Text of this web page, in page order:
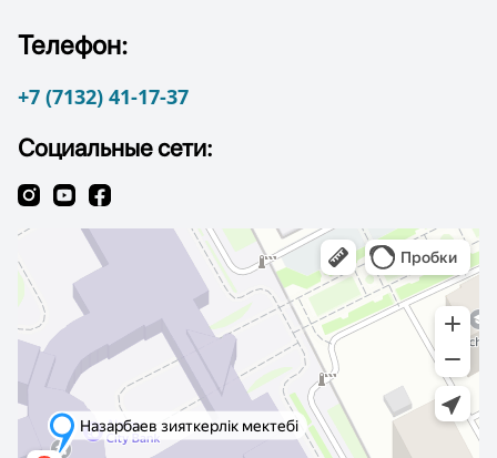
Телефон:
+7 (7132) 41-17-37
Социальные сети: